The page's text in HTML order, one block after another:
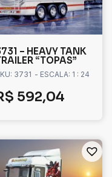
– HEAVY TANK
“TOPAS”
3731 - ESCALA: 1 : 24
592,04